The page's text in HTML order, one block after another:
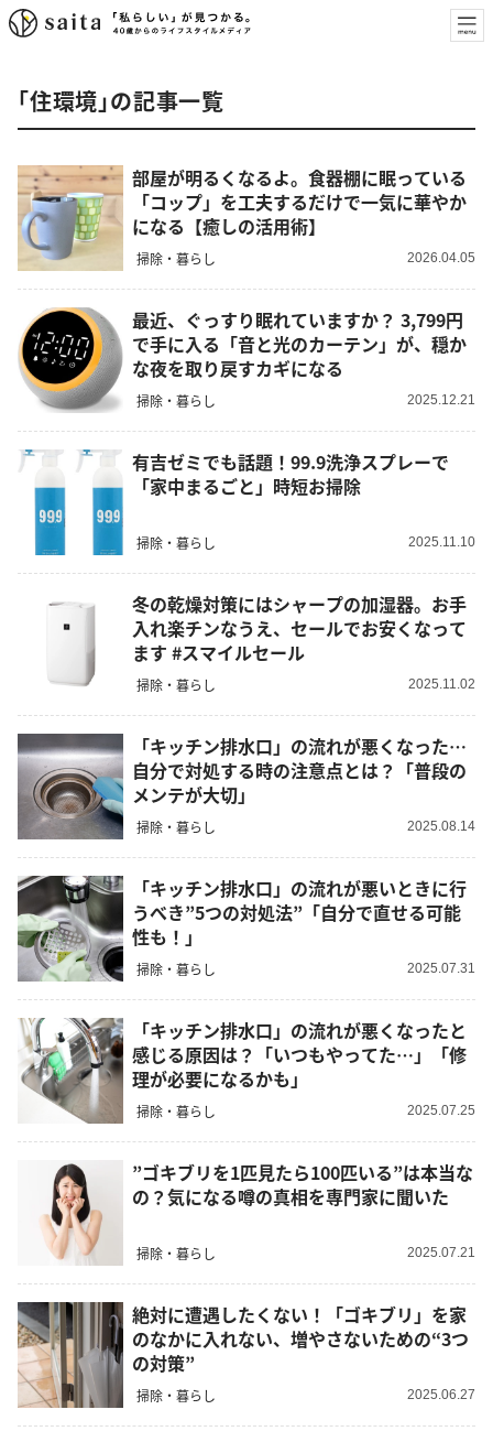
「住環境」の記事一覧
部屋が明るくなるよ。食器棚に眠っている
「コップ」を工夫するだけで一気に華やか
になる【癒しの活用術】
掃除・暮らし 2026.04.05
最近、ぐっすり眠れていますか？ 3,799円
で手に入る「音と光のカーテン」が、穏か
な夜を取り戻すカギになる
掃除・暮らし 2025.12.21
有吉ゼミでも話題！99.9洗浄スプレーで
「家中まるごと」時短お掃除
掃除・暮らし 2025.11.10
冬の乾燥対策にはシャープの加湿器。お手
入れ楽チンなうえ、セールでお安くなって
ます #スマイルセール
掃除・暮らし 2025.11.02
「キッチン排水口」の流れが悪くなった…
自分で対処する時の注意点とは？「普段の
メンテが大切」
掃除・暮らし 2025.08.14
「キッチン排水口」の流れが悪いときに行
うべき”5つの対処法”「自分で直せる可能
性も！」
掃除・暮らし 2025.07.31
「キッチン排水口」の流れが悪くなったと
感じる原因は？「いつもやってた…」「修
理が必要になるかも」
掃除・暮らし 2025.07.25
”ゴキブリを1匹見たら100匹いる”は本当な
の？気になる噂の真相を専門家に聞いた
掃除・暮らし 2025.07.21
絶対に遭遇したくない！「ゴキブリ」を家
のなかに入れない、増やさないための“3つ
の対策”
掃除・暮らし 2025.06.27